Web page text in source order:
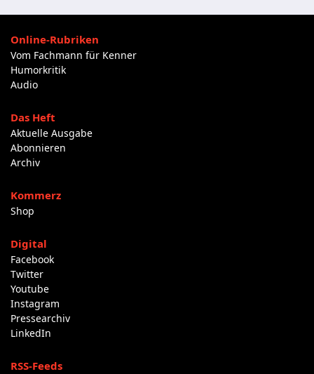
Online-Rubriken
Vom Fachmann für Kenner
Humorkritik
Audio
Das Heft
Aktuelle Ausgabe
Abonnieren
Archiv
Kommerz
Shop
Digital
Facebook
Twitter
Youtube
Instagram
Pressearchiv
LinkedIn
RSS-Feeds